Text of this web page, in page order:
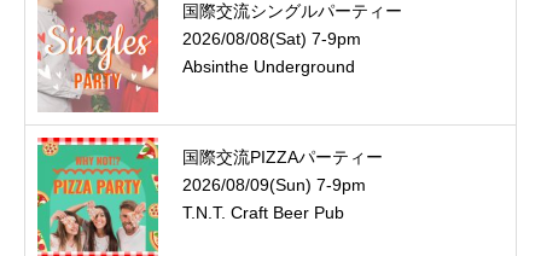
国際交流シングルパーティー
2026/08/08(Sat) 7-9pm
Absinthe Underground
国際交流PIZZAパーティー
2026/08/09(Sun) 7-9pm
T.N.T. Craft Beer Pub